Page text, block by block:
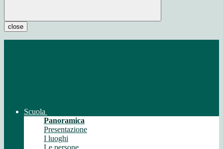
close
Scuola
Panoramica
Presentazione
I luoghi